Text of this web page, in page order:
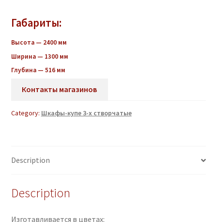
Габариты:
Высота — 2400 мм
Ширина — 1300 мм
Глубина — 516 мм
Контакты магазинов
Category: Шкафы-купе 3-х створчатые
Description
Description
Изготавливается в цветах: